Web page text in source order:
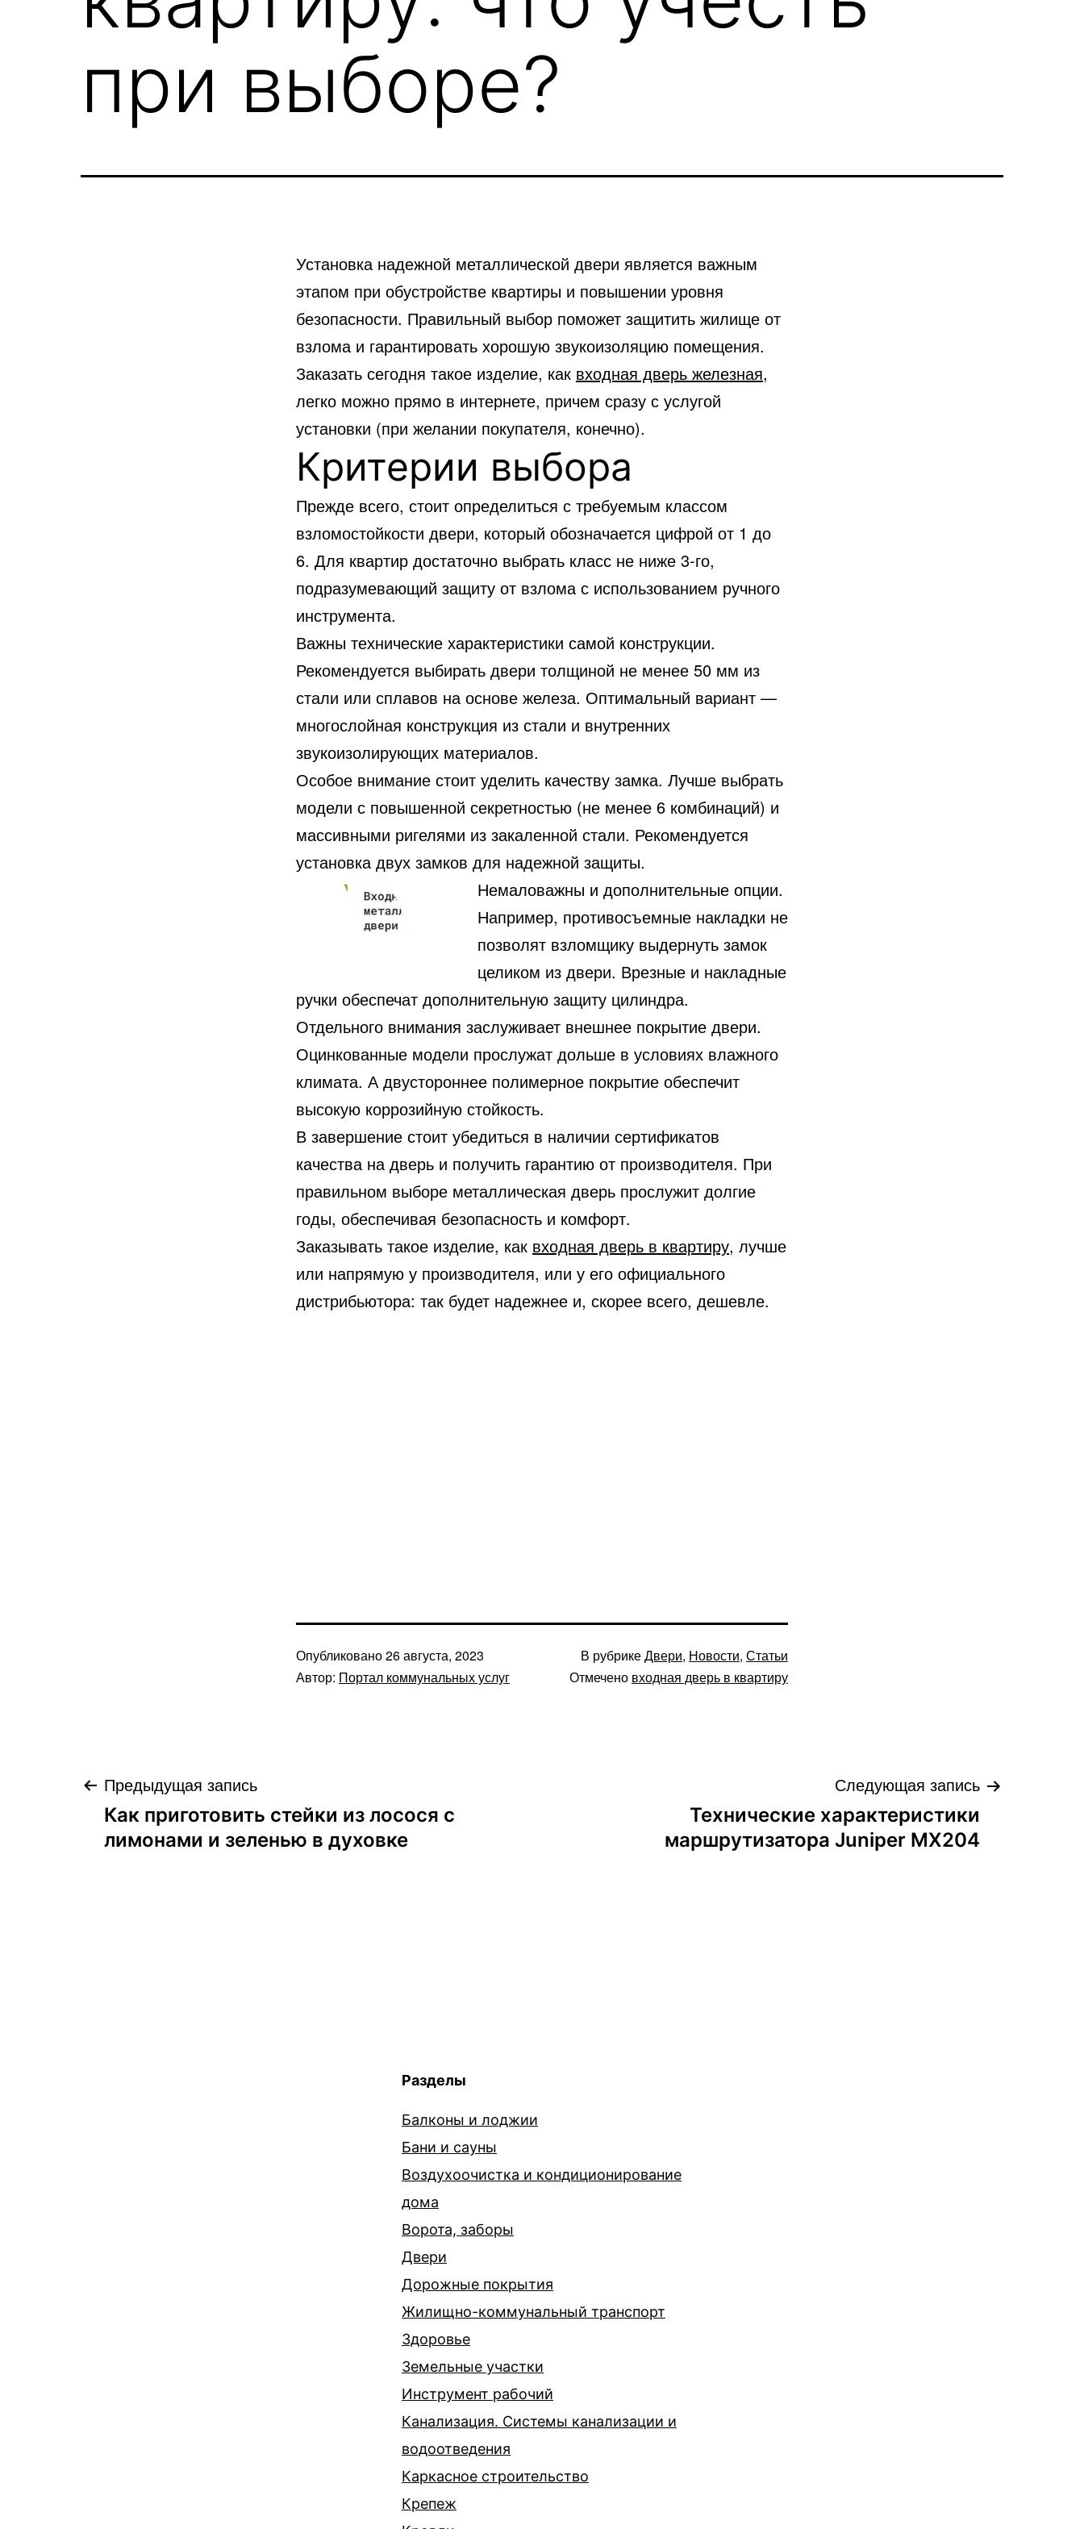
при выборе?
Установка надежной металлической двери является важным
этапом при обустройстве квартиры и повышении уровня
безопасности. Правильный выбор поможет защитить жилище от
взлома и гарантировать хорошую звукоизоляцию помещения.
Заказать сегодня такое изделие, как входная дверь железная,
легко можно прямо в интернете, причем сразу с услугой
установки (при желании покупателя, конечно).
Критерии выбора
Прежде всего, стоит определиться с требуемым классом
взломостойкости двери, который обозначается цифрой от 1 до
6. Для квартир достаточно выбрать класс не ниже 3-го,
подразумевающий защиту от взлома с использованием ручного
инструмента.
Важны технические характеристики самой конструкции.
Рекомендуется выбирать двери толщиной не менее 50 мм из
стали или сплавов на основе железа. Оптимальный вариант —
многослойная конструкция из стали и внутренних
звукоизолирующих материалов.
Особое внимание стоит уделить качеству замка. Лучше выбрать
модели с повышенной секретностью (не менее 6 комбинаций) и
массивными ригелями из закаленной стали. Рекомендуется
установка двух замков для надежной защиты.
Немаловажны и дополнительные опции.
Например, противосъемные накладки не
позволят взломщику выдернуть замок
целиком из двери. Врезные и накладные
ручки обеспечат дополнительную защиту цилиндра.
Отдельного внимания заслуживает внешнее покрытие двери.
Оцинкованные модели прослужат дольше в условиях влажного
климата. А двустороннее полимерное покрытие обеспечит
высокую коррозийную стойкость.
В завершение стоит убедиться в наличии сертификатов
качества на дверь и получить гарантию от производителя. При
правильном выборе металлическая дверь прослужит долгие
годы, обеспечивая безопасность и комфорт.
Заказывать такое изделие, как входная дверь в квартиру, лучше
или напрямую у производителя, или у его официального
дистрибьютора: так будет надежнее и, скорее всего, дешевле.
Опубликовано26 августа, 2023
Автор: Портал коммунальных услуг
В рубрикеДвери, Новости, Статьи
Отмечено входная дверь в квартиру
Навигация
по
Предыдущая запись
Как приготовить стейки из лосося с
лимонами и зеленью в духовке
Следующая запись
Технические характеристики
маршрутизатора Juniper MX204
Разделы
Балконы и лоджии
Бани и сауны
Воздухоочистка и кондиционирование
дома
Ворота, заборы
Двери
Дорожные покрытия
Жилищно-коммунальный транспорт
Здоровье
Земельные участки
Инструмент рабочий
Канализация. Системы канализации и
водоотведения
Каркасное строительство
Крепеж